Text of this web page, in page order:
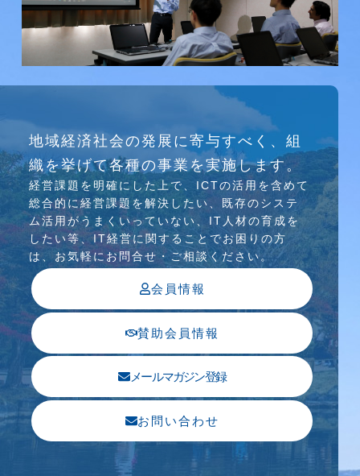
介護ソリューション研究会、WEB/SNS研究会を
行っています
地域経済社会の発展に寄与すべく、組
織を挙げて各種の事業を実施します。
経営課題を明確にした上で、ICTの活⽤を含めて
総合的に経営課題を解決したい、既存のシステ
ム活⽤がうまくいっていない、IT⼈材の育成を
したい等、IT経営に関することでお困りの⽅
は、お気軽にお問合せ・ご相談ください。
会員情報
賛助会員情報
メールマガジン登録
お問い合わせ